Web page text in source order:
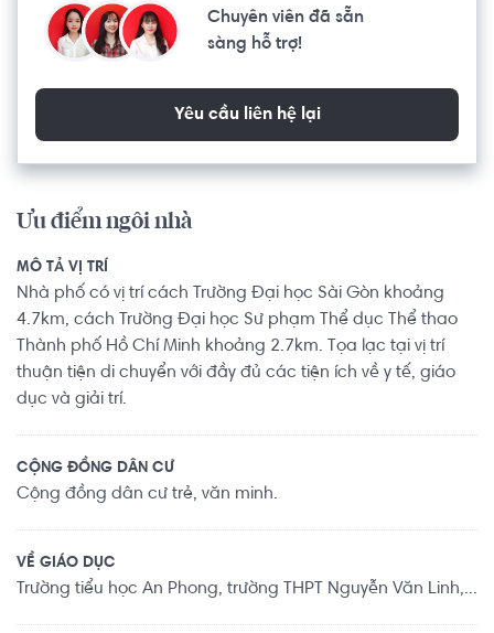
Chuyên viên đã sẵn
sàng hỗ trợ!
Yêu cầu liên hệ lại
Ưu điểm ngôi nhà
MÔ TẢ VỊ TRÍ
Nhà phố có vị trí cách Trường Đại học Sài Gòn khoảng
4.7km, cách Trường Đại học Sư phạm Thể dục Thể thao
Thành phố Hồ Chí Minh khoảng 2.7km. Tọa lạc tại vị trí
thuận tiện di chuyển với đầy đủ các tiện ích về y tế, giáo
dục và giải trí.
CỘNG ĐỒNG DÂN CƯ
Cộng đồng dân cư trẻ, văn minh.
VỀ GIÁO DỤC
Trường tiểu học An Phong, trường THPT Nguyễn Văn Linh,...